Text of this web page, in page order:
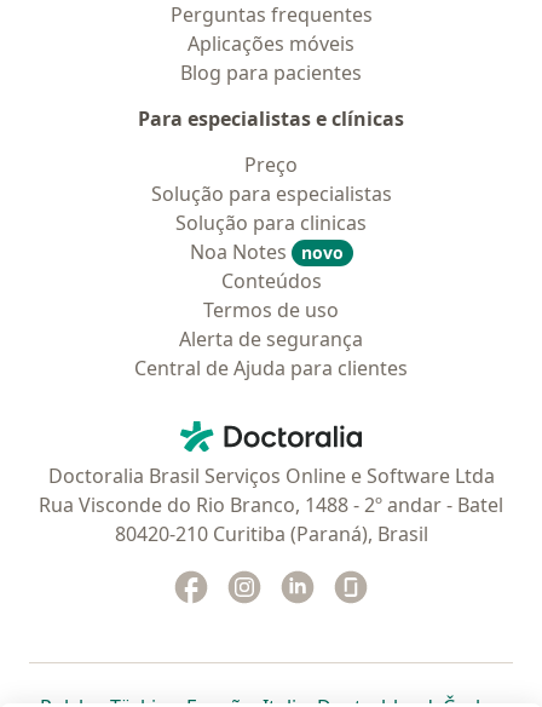
Perguntas frequentes
Aplicações móveis
Blog para pacientes
Para especialistas e clínicas
Preço
Solução para especialistas
Solução para clinicas
Noa Notes
novo
Conteúdos
Termos de uso
Alerta de segurança
Central de Ajuda para clientes
Doctoralia - Homepage
Doctoralia Brasil Serviços Online e Software Ltda
Rua Visconde do Rio Branco, 1488 - 2º andar - Batel
80420-210 Curitiba (Paraná), Brasil
Facebook
abre num novo separador
Instagram
abre num novo separador
Linkedin
abre num novo